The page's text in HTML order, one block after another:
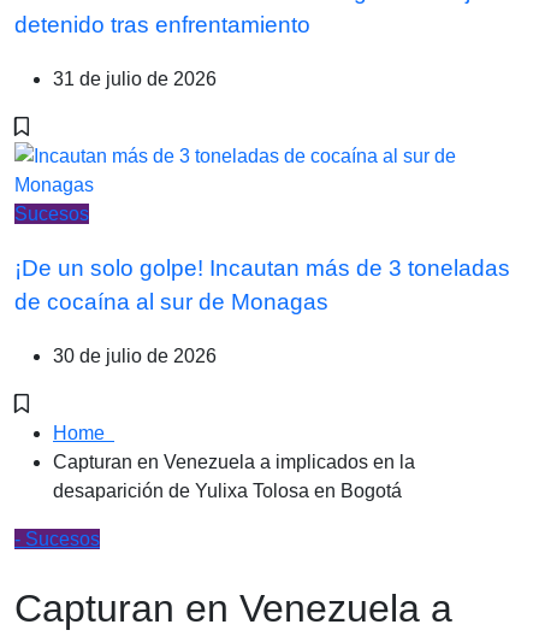
detenido tras enfrentamiento
31 de julio de 2026
Sucesos
¡De un solo golpe! Incautan más de 3 toneladas
de cocaína al sur de Monagas
30 de julio de 2026
Home
Capturan en Venezuela a implicados en la
desaparición de Yulixa Tolosa en Bogotá
- Sucesos
Capturan en Venezuela a